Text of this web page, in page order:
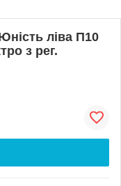
ліва П10
з рег.